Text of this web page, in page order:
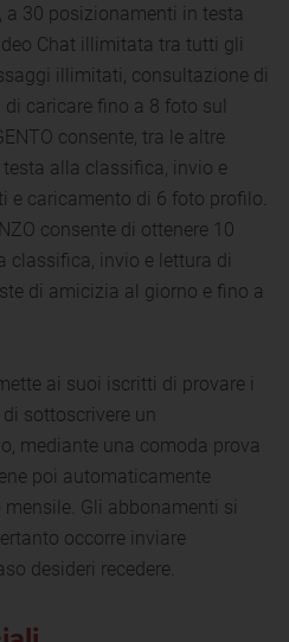
a 30 posizionamenti in testa
Chat illimitata tra tutti gli
illimitati, consultazione di
caricare fino a 8 foto sul
consente, tra le altre
alla classifica, invio e
caricamento di 6 foto profilo.
consente di ottenere 10
classifica, invio e lettura di
di amicizia al giorno e fino a
ai suoi iscritti di provare i
sottoscrivere un
mediante una comoda prova
poi automaticamente
Gli abbonamenti si
occorre inviare
desideri recedere.